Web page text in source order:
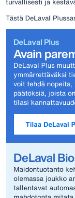
Tästä DeLaval
DeLaval Plus
Avain
DeLaval Plus
ymmärrettäväksi
voit tehdä
päätöksiä, joista
tilasi
Tilaa DeLaval
DeLaval
Maidontuotanto
olemassa joukko
tallentavat